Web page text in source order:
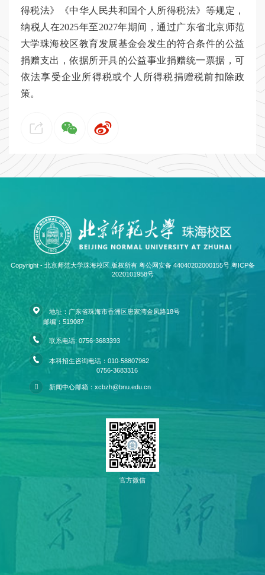
得税法》《中华人民共和国个人所得税法》等规定，
纳税人在2025年至2027年期间，通过广东省北京师范
大学珠海校区教育发展基金会发生的符合条件的公益
捐赠支出，依据所开具的公益事业捐赠统一票据，可
依法享受企业所得税或个人所得税捐赠税前扣除政
策。
Copyright - 北京师范大学珠海校区 版权所有 粤公网安备 44040202000155号 粤ICP备
2020101958号
地址：广东省珠海市香洲区唐家湾金凤路18号
邮编：519087
联系电话: 0756-3683393
本科招生咨询电话：010-58807962
0756-3683316
新闻中心邮箱：xcbzh@bnu.edu.cn
官方微信